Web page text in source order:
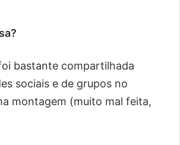
bastante compartilhada
sociais e de grupos no
montagem (muito mal feita,